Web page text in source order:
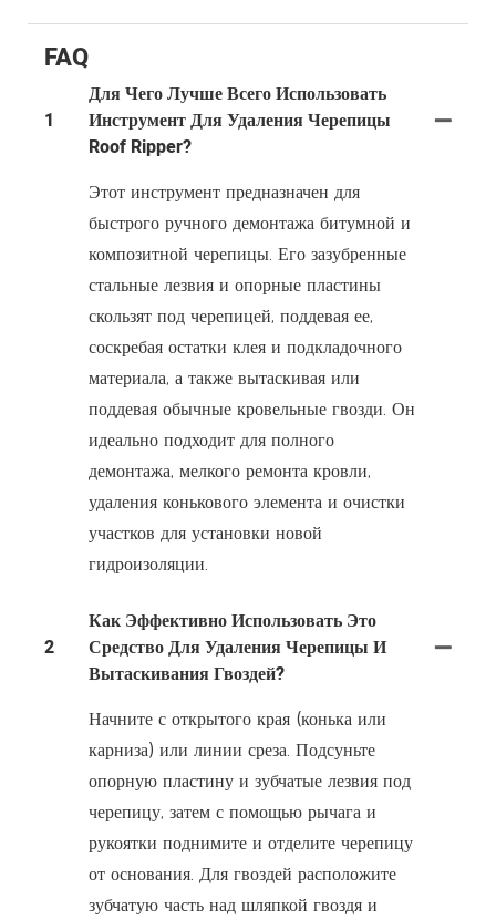
FAQ
1
Для Чего Лучше Всего Использовать
Инструмент Для Удаления Черепицы
Roof Ripper?
Этот инструмент предназначен для
быстрого ручного демонтажа битумной и
композитной черепицы. Его зазубренные
стальные лезвия и опорные пластины
скользят под черепицей, поддевая ее,
соскребая остатки клея и подкладочного
материала, а также вытаскивая или
поддевая обычные кровельные гвозди. Он
идеально подходит для полного
демонтажа, мелкого ремонта кровли,
удаления конькового элемента и очистки
участков для установки новой
гидроизоляции.
2
Как Эффективно Использовать Это
Средство Для Удаления Черепицы И
Вытаскивания Гвоздей?
Начните с открытого края (конька или
карниза) или линии среза. Подсуньте
опорную пластину и зубчатые лезвия под
черепицу, затем с помощью рычага и
рукоятки поднимите и отделите черепицу
от основания. Для гвоздей расположите
зубчатую часть над шляпкой гвоздя и